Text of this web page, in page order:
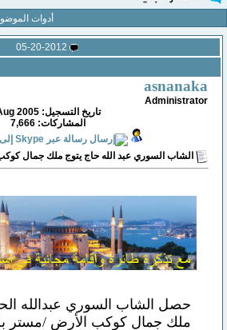
أدوات
05-20-2012
asnanaka
Administrator
تاريخ التسجيل: Aug 2005
المشاركات: 7,666
الشاب السوري عبد الله حاج يتوج ملك جمال كوكب
حصل الشاب السوري عبدالله